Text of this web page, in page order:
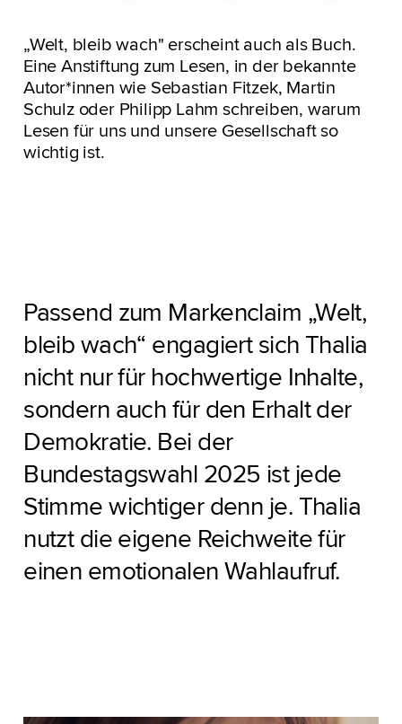
„Welt, bleib wach" erscheint auch als Buch.
Eine Anstiftung zum Lesen, in der bekannte
Autor*innen wie Sebastian Fitzek, Martin
Schulz oder Philipp Lahm schreiben, warum
Lesen für uns und unsere Gesellschaft so
wichtig ist.
Passend zum Markenclaim „Welt,
bleib wach“ engagiert sich Thalia
nicht nur für hochwertige Inhalte,
sondern auch für den Erhalt der
Demokratie. Bei der
Bundestagswahl 2025 ist jede
Stimme wichtiger denn je. Thalia
nutzt die eigene Reichweite für
einen emotionalen Wahlaufruf.